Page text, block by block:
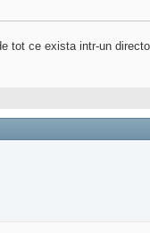
tot ce exista intr-un